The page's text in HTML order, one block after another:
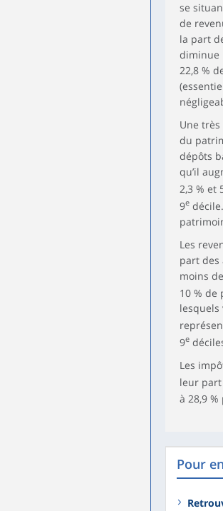
se
de
la part
diminue
22,8 %
Une
du
dépôts
qu’il
2,3 % et
9edécile.
Les
part des
moins
10 % de
lesquels
9e
Les
leur part
à 28,9
Pour